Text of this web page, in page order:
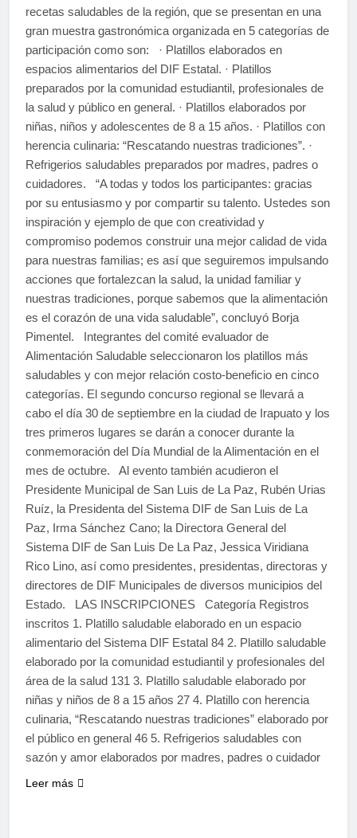
recetas saludables de la región, que se presentan en una
gran muestra gastronómica organizada en 5 categorías de
participación como son: · Platillos elaborados en
espacios alimentarios del DIF Estatal. · Platillos
preparados por la comunidad estudiantil, profesionales de
la salud y público en general. · Platillos elaborados por
niñas, niños y adolescentes de 8 a 15 años. · Platillos con
herencia culinaria: “Rescatando nuestras tradiciones”. ·
Refrigerios saludables preparados por madres, padres o
cuidadores. “A todas y todos los participantes: gracias
por su entusiasmo y por compartir su talento. Ustedes son
inspiración y ejemplo de que con creatividad y
compromiso podemos construir una mejor calidad de vida
para nuestras familias; es así que seguiremos impulsando
acciones que fortalezcan la salud, la unidad familiar y
nuestras tradiciones, porque sabemos que la alimentación
es el corazón de una vida saludable”, concluyó Borja
Pimentel. Integrantes del comité evaluador de
Alimentación Saludable seleccionaron los platillos más
saludables y con mejor relación costo-beneficio en cinco
categorías. El segundo concurso regional se llevará a
cabo el día 30 de septiembre en la ciudad de Irapuato y los
tres primeros lugares se darán a conocer durante la
conmemoración del Día Mundial de la Alimentación en el
mes de octubre. Al evento también acudieron el
Presidente Municipal de San Luis de La Paz, Rubén Urias
Ruíz, la Presidenta del Sistema DIF de San Luis de La
Paz, Irma Sánchez Cano; la Directora General del
Sistema DIF de San Luis De La Paz, Jessica Viridiana
Rico Lino, así como presidentes, presidentas, directoras y
directores de DIF Municipales de diversos municipios del
Estado. LAS INSCRIPCIONES Categoría Registros
inscritos 1. Platillo saludable elaborado en un espacio
alimentario del Sistema DIF Estatal 84 2. Platillo saludable
elaborado por la comunidad estudiantil y profesionales del
área de la salud 131 3. Platillo saludable elaborado por
niñas y niños de 8 a 15 años 27 4. Platillo con herencia
culinaria, “Rescatando nuestras tradiciones” elaborado por
el público en general 46 5. Refrigerios saludables con
sazón y amor elaborados por madres, padres o cuidador
Leer más